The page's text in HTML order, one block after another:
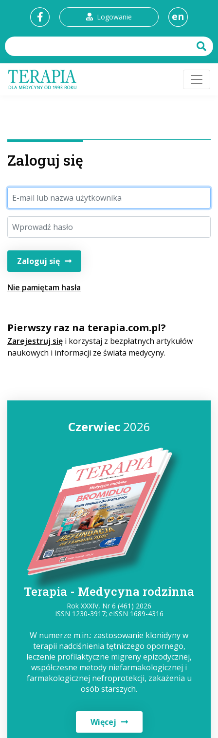
Logowanie en
Zaloguj się
Zaloguj się
Nie pamiętam hasła
Pierwszy raz na terapia.com.pl?
Zarejestruj się i korzystaj z bezpłatnych artykułów
naukowych i informacji ze świata medycyny.
Czerwiec2026
Terapia - Medycyna rodzinna
Rok XXXIV, Nr 6 (461) 2026
ISSN 1230-3917; eISSN 1689-4316
W numerze m.in.: zastosowanie klonidyny w
terapii nadciśnienia tętniczego opornego,
leczenie profilaktyczne migreny epizodycznej,
współczesne metody niefarmakologicznej i
farmakologicznej nefroprotekcji, zakażenia u
osób starszych.
Więcej